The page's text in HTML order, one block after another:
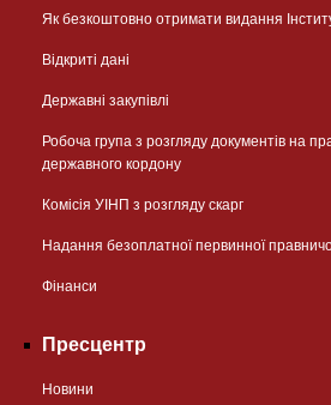
Як безкоштовно отримати видання
Відкриті дані
Державні закупівлі
Робоча група з розгляду документів на
державного кордону
Комісія УІНП з розгляду скарг
Надання безоплатної первинної
Фінанси
Пресцентр
Новини